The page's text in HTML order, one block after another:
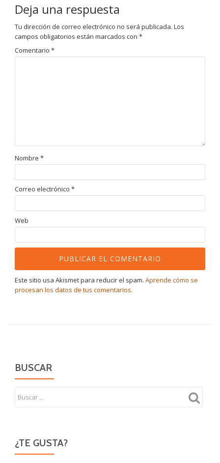
Deja una respuesta
Tu dirección de correo electrónico no será publicada. Los
campos obligatorios están marcados con *
Comentario *
Nombre *
Correo electrónico *
Web
Este sitio usa Akismet para reducir el spam. Aprende cómo se
procesan los datos de tus comentarios.
BUSCAR
¿TE GUSTA?